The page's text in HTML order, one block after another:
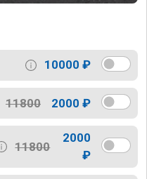
10000 ₽
11800 2000 ₽
11800
2000
₽